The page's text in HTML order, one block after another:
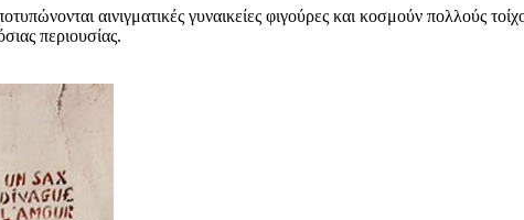
αινιγματικές γυναικείες φιγούρες και κοσμούν πολλούς
περιουσίας.